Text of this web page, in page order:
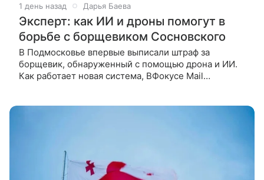
1 день назад Дарья Баева
Эксперт: как ИИ и дроны помогут в
борьбе с борщевиком Сосновского
В Подмосковье впервые выписали штраф за
борщевик, обнаруженный с помощью дрона и ИИ.
Как работает новая система, ВФокусе Mail